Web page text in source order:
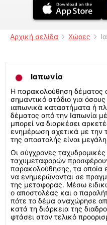
Αρχική σελίδα Χώρες
Ιαπωνία
Η παρακολούθηση δέματος
σημαντικό στάδιο για
ιαπωνικά καταστήματα ή
δέματος από την Ιαπωνία
μπορεί να διαρκέσει
ενημέρωση σχετικά με την
της αποστολής είναι
Οι σύγχρονες ταχυδρομικές
ταχυμεταφορών
παρακολούθησης, τα οποία
να ενημερώνονται σε
της μεταφοράς. Μέσω
ο αποστολέας και ο
πότε το δέμα αναχώρησε
κατά τη διάρκεια της
φτάσει στον τελικό